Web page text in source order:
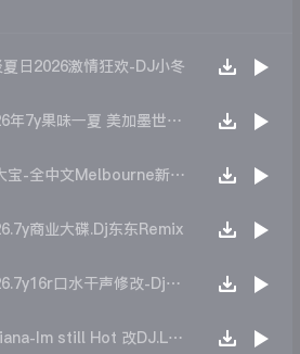
夏日2026激情狂欢-DJ小冬
【沈风串烧】2K26年7y果味一夏 美加墨世界杯主题跳舞派对专辑 - Dj.阿帅
【沈风串烧】DJ大宝-全中文Melbourne新弹跳一飞冲天重低音上劲风暴MUSIC慢摇大碟
商业大碟.Dj东东Remix
【沈风串烧】2K26.7y16r口水干声修改-Dj东东Remix
【沈风外文】Luciana-Im still Hot 改DJ.LoZe